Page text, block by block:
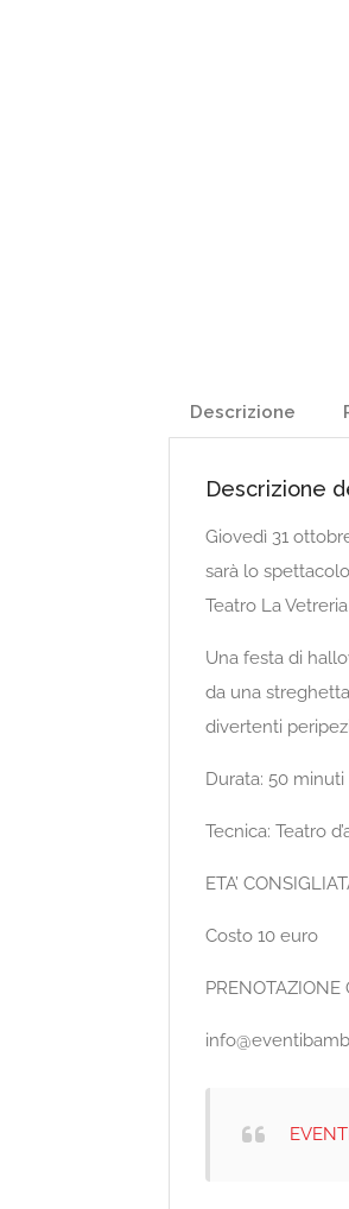
Descrizione
Descrizione
Giovedì 31
sarà lo
Teatro La
Una festa di
da una
divertenti
Durata: 50 minuti
Tecnica: Teatro
ETA’
Costo 10 euro
PRENOTAZIONE